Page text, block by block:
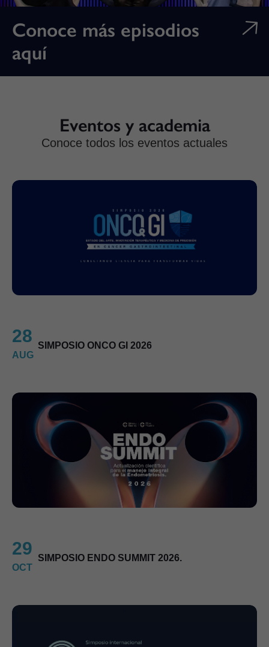
Conoce más episodios
aquí
Eventos y academia
Conoce todos los eventos actuales
28
AUG
SIMPOSIO ONCO GI 2026
29
OCT
SIMPOSIO ENDO SUMMIT 2026.